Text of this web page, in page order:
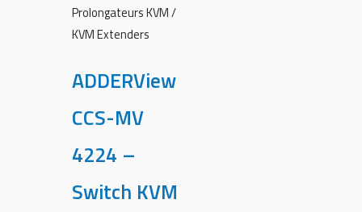
Prolongateurs KVM /
KVM Extenders
ADDERView
CCS-MV
4224 –
Switch KVM